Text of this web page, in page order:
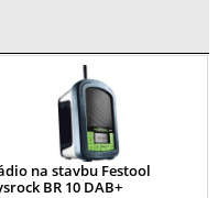
na stavbu Festool
BR 10 DAB+